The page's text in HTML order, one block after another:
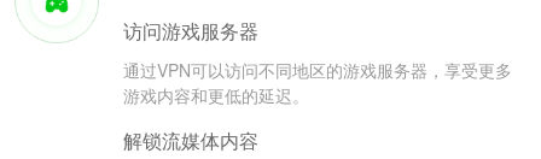
访问游戏服务器
通过VPN可以访问不同地区的游戏服务器，享受更多
游戏内容和更低的延迟。
解锁流媒体内容